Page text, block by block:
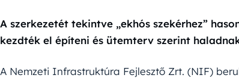
A szerkezetét tekintve „ekhós szekérhez”
kezdték el építeni és ütemterv szerint
A Nemzeti Infrastruktúra Fejlesztő Zrt. (NIF)